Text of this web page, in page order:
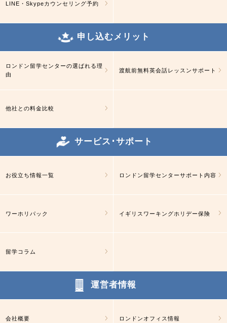
LINE・Skypeカウンセリング予約
申し込むメリット
ロンドン留学センターの選ばれる理
由
渡航前無料英会話レッスンサポート
他社との料金比較
サービス･サポート
お役立ち情報一覧 ロンドン留学センターサポート内容
ワーホリパック イギリスワーキングホリデー保険
留学コラム
運営者情報
会社概要 ロンドンオフィス情報